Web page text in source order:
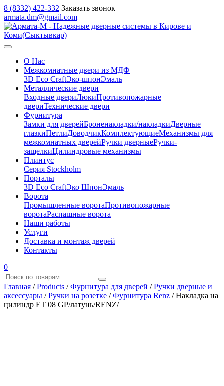
8 (8332) 422-332 Заказать звонок
armata.dm@gmail.com
О Нас
Межкомнатные двери из МДФ
3D Eco CraftЭко-шпонЭмаль
Металлические двери
Входные двериЛюкиПротивопожарные
двериТехнические двери
Фурнитура
Замки для дверейБроненакладки/накладкиДверные
глазкиПетлиДоводчикКомплектующиеМеханизмы для
межкомнатных дверейРучки дверныеРучки-
защелкиЦилиндровые механизмы
Плинтус
Серия Stockholm
Порталы
3D Eco CraftЭко ШпонЭмаль
Ворота
Промышленные воротаПротивопожарные
воротаРаспашные ворота
Наши работы
Услуги
Доставка и монтаж дверей
Контакты
0
Главная /Products /Фурнитура для дверей /Ручки дверные и
аксессуары /Ручки на розетке /Фурнитура Renz /Накладка на
цилиндр ЕТ 08 GP/латунь/RENZ/